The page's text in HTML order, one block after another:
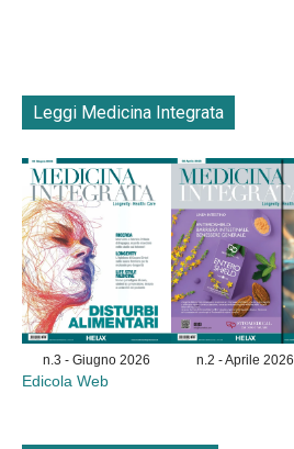
Leggi Medicina Integrata
n.3 - Giugno 2026 n.2 - Aprile 2026
Edicola Web